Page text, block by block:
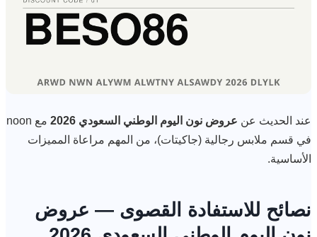
عند الحديث عن عروض نون اليوم الوطني السعودي 2026
مع noon
في قسم ملابس رجالية (جاكيتات)، من المهم مراعاة المميزات
الأساسية.
نصائح للاستفادة القصوى — عروض